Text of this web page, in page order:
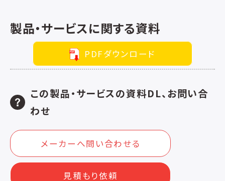
製品・サービスに関する資料
PDFダウンロード
この製品・サービスの資料DL、お問い合
わせ
メーカーへ問い合わせる
見積もり依頼